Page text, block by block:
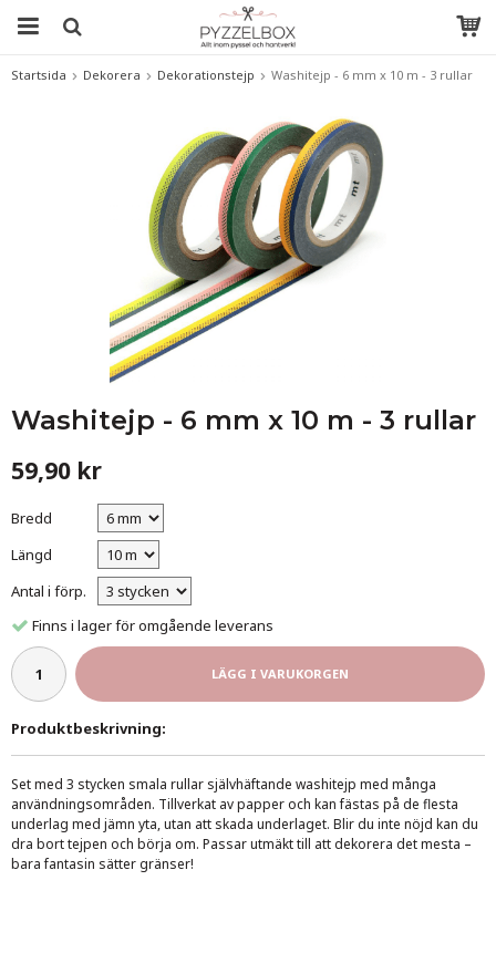
Startsida Dekorera Dekorationstejp Washitejp - 6 mm x 10 m - 3 rullar
Washitejp - 6 mm x 10 m - 3 rullar
59,90 kr
Bredd
Längd
Antal i förp.
Finns i lager för omgående leverans
LÄGG I VARUKORGEN
Produktbeskrivning:
Set med 3 stycken smala rullar självhäftande washitejp med många
användningsområden. Tillverkat av papper och kan fästas på de flesta
underlag med jämn yta, utan att skada underlaget. Blir du inte nöjd kan du
dra bort tejpen och börja om. Passar utmäkt till att dekorera det mesta –
bara fantasin sätter gränser!